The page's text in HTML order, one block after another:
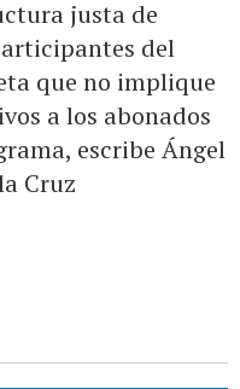
justa de
del
que no implique
a los abonados
escribe Ángel
Cruz